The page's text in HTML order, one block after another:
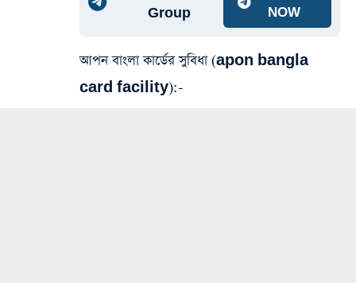
Group
NOW
আপন বাংলা কার্ডের সুবিধা (apon bangla
card facility):-